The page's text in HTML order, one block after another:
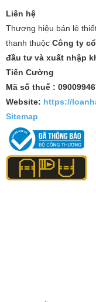
Liên hệ
Thương hiệu bán lẻ
thanh thuộc Công ty
đầu tư và xuất nhập
Tiến Cường
Mã số thuế :
Website: https://
Sitemap